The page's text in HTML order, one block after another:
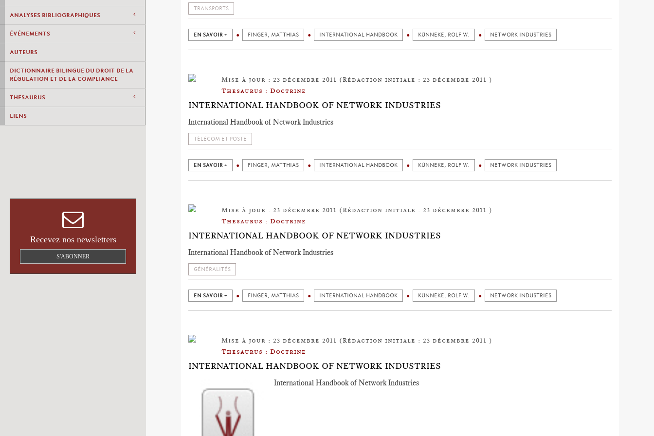
ANALYSES BIBLIOGRAPHIQUES
ÉVÉNEMENTS
AUTEURS
DICTIONNAIRE BILINGUE DU DROIT DE LA
RÉGULATION ET DE LA COMPLIANCE
THESAURUS
LIENS
Recevez nos newsletters
S'ABONNER
TRANSPORTS
EN SAVOIR + FINGER, MATTHIAS INTERNATIONAL HANDBOOK KÜNNEKE, ROLF W. NETWORK INDUSTRIES
Mise à jour : 23 décembre 2011 (Rédaction initiale : 23 décembre 2011 )
Thesaurus : Doctrine
INTERNATIONAL HANDBOOK OF NETWORK INDUSTRIES
International Handbook of Network Industries
TÉLÉCOM ET POSTE
EN SAVOIR + FINGER, MATTHIAS INTERNATIONAL HANDBOOK KÜNNEKE, ROLF W. NETWORK INDUSTRIES
Mise à jour : 23 décembre 2011 (Rédaction initiale : 23 décembre 2011 )
Thesaurus : Doctrine
INTERNATIONAL HANDBOOK OF NETWORK INDUSTRIES
International Handbook of Network Industries
GÉNÉRALITÉS
EN SAVOIR + FINGER, MATTHIAS INTERNATIONAL HANDBOOK KÜNNEKE, ROLF W. NETWORK INDUSTRIES
Mise à jour : 23 décembre 2011 (Rédaction initiale : 23 décembre 2011 )
Thesaurus : Doctrine
INTERNATIONAL HANDBOOK OF NETWORK INDUSTRIES
International Handbook of Network Industries